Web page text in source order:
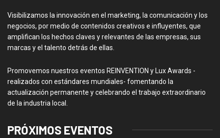
Visibilizamos la innovación en el marketing, la comunicación y los
negocios, por medio de contenidos creativos e influyentes, que
amplifican los hechos claves y relevantes de las empresas, sus
marcas y el talento detrás de ellas.
Promovemos nuestros eventos REINVENTION y Lux Awards -
realizados con estándares mundiales- fomentando la
actualización permanente y celebrando el trabajo extraordinario
de la industria local.
PRÓXIMOS EVENTOS